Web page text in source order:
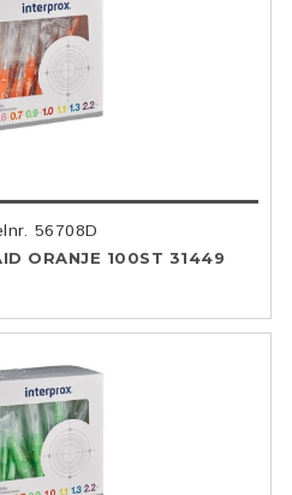
56708D
ORANJE 100ST 31449